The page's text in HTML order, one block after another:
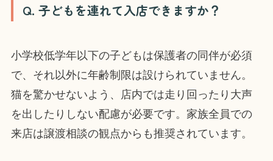
Q. 子どもを連れて入店できますか？
小学校低学年以下の子どもは保護者の同伴が必須
で、それ以外に年齢制限は設けられていません。
猫を驚かせないよう、店内では走り回ったり大声
を出したりしない配慮が必要です。家族全員での
来店は譲渡相談の観点からも推奨されています。